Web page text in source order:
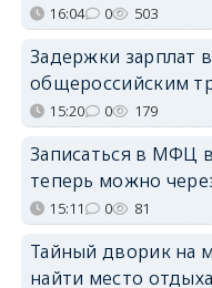
16:04 0 503
Задержки зарплат
общероссийским
15:20 0 179
Записаться в МФЦ
теперь можно
15:11 0 81
Тайный дворик на
найти место